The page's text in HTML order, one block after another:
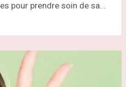
pour prendre soin de sa...